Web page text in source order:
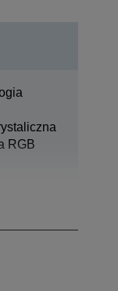
RGB